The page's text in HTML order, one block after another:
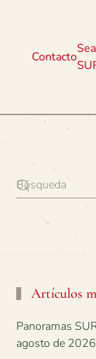
Contacto
Artículos
Panoramas
agosto de 2026